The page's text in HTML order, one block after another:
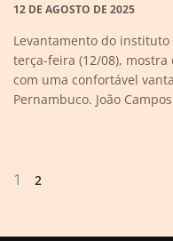
12 DE AGOSTO DE 2025
Levantamento do instituto
terça-feira (12/08), mostra
com uma confortável
Pernambuco. João
1 2